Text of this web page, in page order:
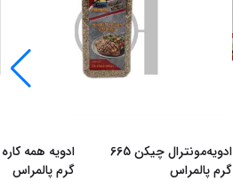
ادویه‌مونترال چیکن 665
گرم پالمراس
گرم پالمراس